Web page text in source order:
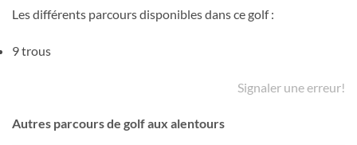
Les différents parcours disponibles dans ce golf :
9 trous
Signaler une erreur!
Autres parcours de golf aux alentours